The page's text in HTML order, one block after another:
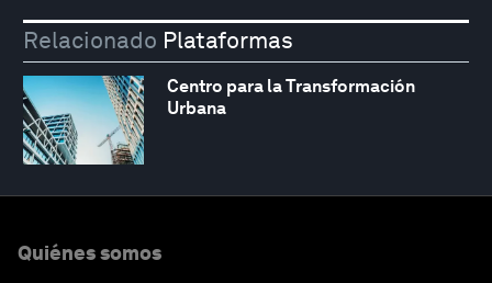
Relacionado Plataformas
Centro para la Transformación
Urbana
Quiénes somos